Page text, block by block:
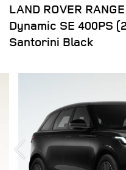
LAND ROVER
Dynamic SE 400PS
Santorini Black